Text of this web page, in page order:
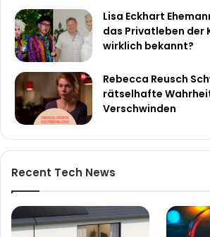
Lisa Eckhart
das Privatleben
wirklich bekannt?
Rebecca Reusch
rätselhafte
Verschwinden
Recent Tech News